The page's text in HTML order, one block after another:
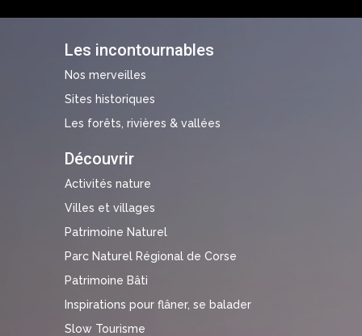
Les incontournables
Nos merveilles
Sites historiques
Les forêts, rivières & vallées
Découvrir
Activités nature
Villes et villages
Patrimoine Naturel
Parc Naturel Régional de Corse
Patrimoine Bâti
Inspirations pour flâner, se balader
Slow Tourisme